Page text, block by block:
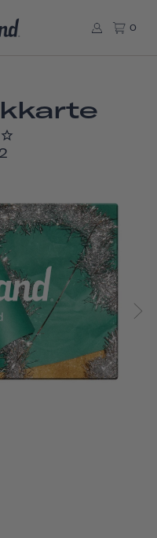
0